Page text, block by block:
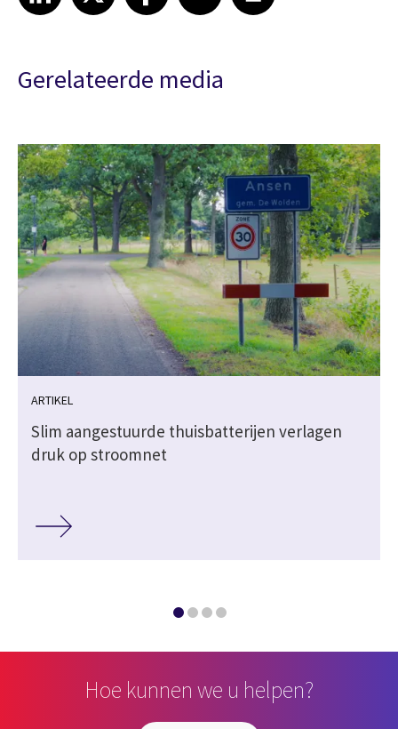
Gerelateerde media
ARTIKEL
Slim aangestuurde thuisbatterijen verlagen
druk op stroomnet
Hoe kunnen we u helpen?